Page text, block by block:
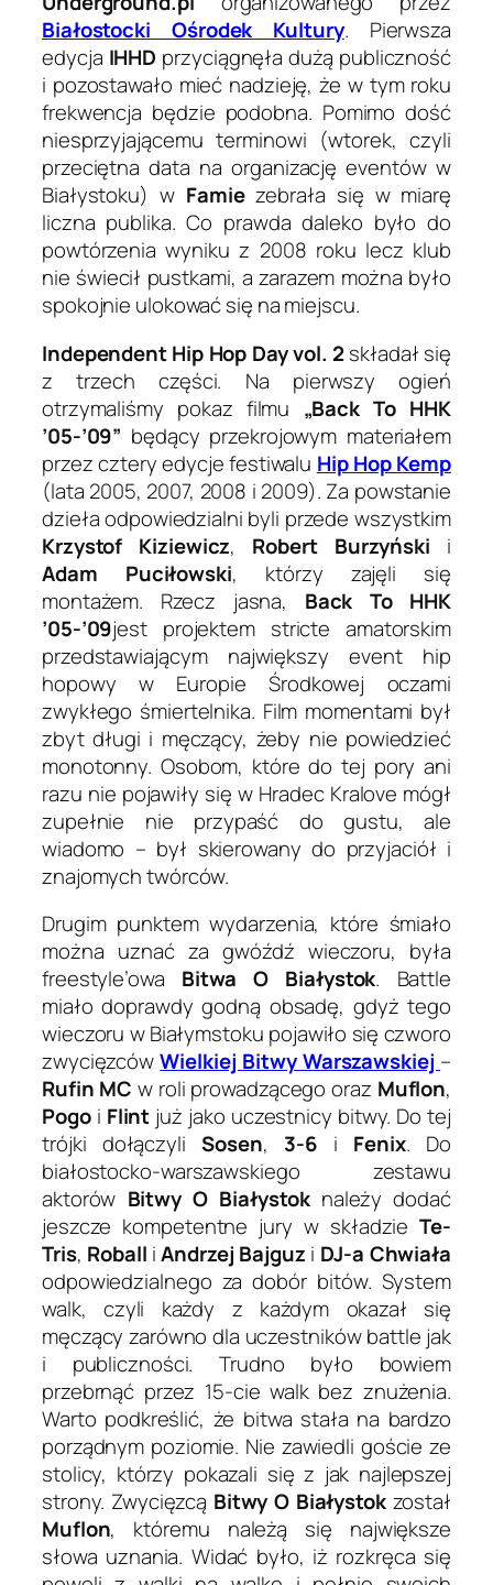
Białostocki Ośrodek Kultury. Pierwsza
edycja IHHD przyciągnęła dużą publiczność
i pozostawało mieć nadzieję, że w tym roku
frekwencja będzie podobna. Pomimo dość
niesprzyjającemu terminowi (wtorek, czyli
przeciętna data na organizację eventów w
Białystoku) w Famiezebrała się w miarę
liczna publika. Co prawda daleko było do
powtórzenia wyniku z 2008 roku lecz klub
nie świecił pustkami, a zarazem można było
spokojnie ulokować się na miejscu.
Independent Hip Hop Day vol. 2 składał się
z trzech części. Na pierwszy ogień
otrzymaliśmy pokaz filmu „Back To HHK
’05-’09” będący przekrojowym materiałem
przez cztery edycje festiwalu Hip Hop Kemp
(lata 2005, 2007, 2008 i 2009). Za powstanie
dzieła odpowiedzialni byli przede wszystkim
Krzystof Kiziewicz, Robert Burzyński i
Adam Puciłowski, którzy zajęli się
montażem. Rzecz jasna, Back To HHK
’05-’09jest projektem stricte amatorskim
przedstawiającym największy event hip
hopowy w Europie Środkowej oczami
zwykłego śmiertelnika. Film momentami był
zbyt długi i męczący, żeby nie powiedzieć
monotonny. Osobom, które do tej pory ani
razu nie pojawiły się w Hradec Kralove mógł
zupełnie nie przypaść do gustu, ale
wiadomo – był skierowany do przyjaciół i
znajomych twórców.
Drugim punktem wydarzenia, które śmiało
można uznać za gwóźdź wieczoru, była
freestyle’owa Bitwa O Białystok. Battle
miało doprawdy godną obsadę, gdyż tego
wieczoru w Białymstoku pojawiło się czworo
zwycięzcówWielkiej Bitwy Warszawskiej –
Rufin MCw roli prowadzącego oraz Muflon,
Pogoi Flint już jako uczestnicy bitwy. Do tej
trójki dołączyliSosen, 3-6 i Fenix. Do
białostocko-warszawskiego zestawu
aktorów Bitwy O Białystoknależy dodać
jeszcze kompetentne jury w składzieTe-
Tris, Roball iAndrzej Bajguz i DJ-a Chwiała
odpowiedzialnego za dobór bitów. System
walk, czyli każdy z każdym okazał się
męczący zarówno dla uczestników battle jak
i publiczności. Trudno było bowiem
przebrnąć przez 15-cie walk bez znużenia.
Warto podkreślić, że bitwa stała na bardzo
porządnym poziomie. Nie zawiedli goście ze
stolicy, którzy pokazali się z jak najlepszej
strony. Zwycięzcą Bitwy O Białystokzostał
Muflon, któremu należą się największe
słowa uznania. Widać było, iż rozkręca się